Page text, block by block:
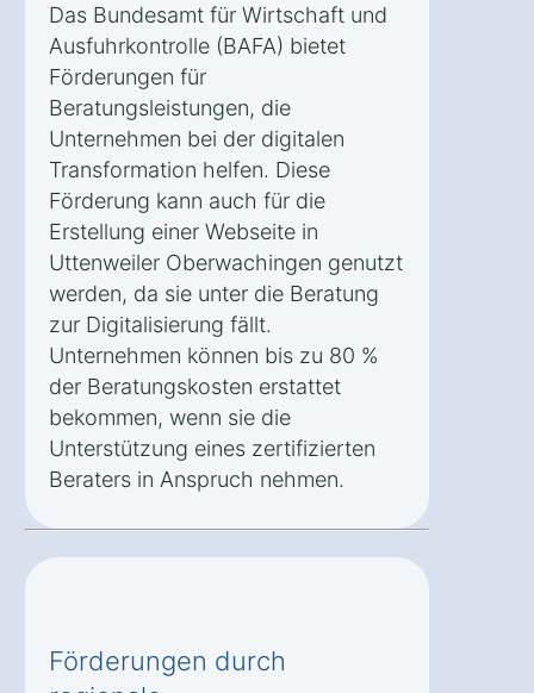
Das Bundesamt für Wirtschaft und
Ausfuhrkontrolle (BAFA) bietet
Förderungen für
Beratungsleistungen, die
Unternehmen bei der digitalen
Transformation helfen. Diese
Förderung kann auch für die
Erstellung einer Webseite in
Uttenweiler Oberwachingen genutzt
werden, da sie unter die Beratung
zur Digitalisierung fällt.
Unternehmen können bis zu 80 %
der Beratungskosten erstattet
bekommen, wenn sie die
Unterstützung eines zertifizierten
Beraters in Anspruch nehmen.
Förderungen durch